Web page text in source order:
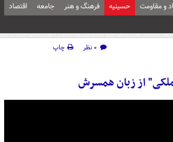
و مقاومت حسینیه فرهنگ و هنر جامعه اقتصاد
۰ نظر
چاپ
از زبان همسرش